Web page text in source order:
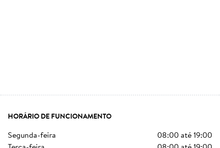
HORÁRIO DE FUNCIONAMENTO
segunda-feira 08:00até19:00